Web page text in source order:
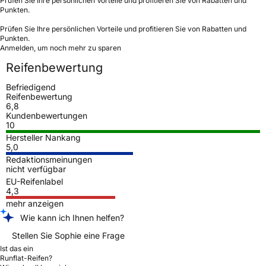
Punkten.
Prüfen Sie Ihre persönlichen Vorteile und profitieren Sie von Rabatten und
Punkten.
Anmelden, um noch mehr zu sparen
Reifenbewertung
Befriedigend
Reifenbewertung
6,8
Kundenbewertungen
10
Hersteller Nankang
5,0
Redaktionsmeinungen
nicht verfügbar
EU-Reifenlabel
4,3
mehr anzeigen
Wie kann ich Ihnen helfen?
Stellen Sie Sophie eine Frage
Ist das ein
Runflat-Reifen?